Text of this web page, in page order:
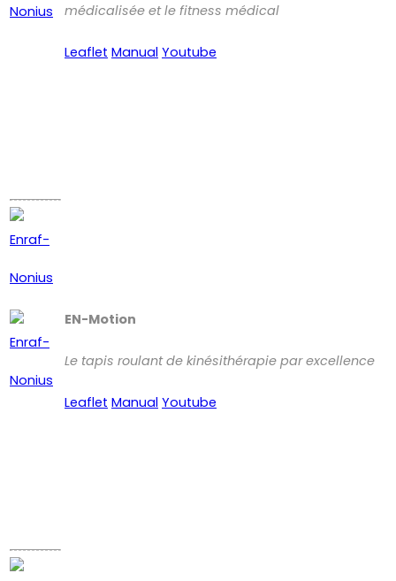
médicalisée et le fitness médical
Leaflet Manual Youtube
EN-Motion
Le tapis roulant de kinésithérapie par excellence
Leaflet Manual Youtube